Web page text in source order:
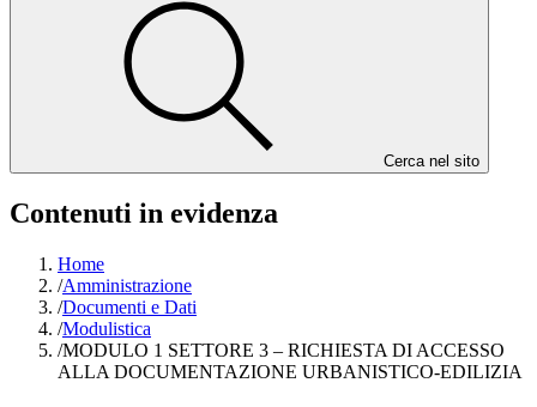
Cerca nel sito
Contenuti in evidenza
Home
/Amministrazione
/Documenti e Dati
/Modulistica
/MODULO 1 SETTORE 3 – RICHIESTA DI ACCESSO
ALLA DOCUMENTAZIONE URBANISTICO-EDILIZIA